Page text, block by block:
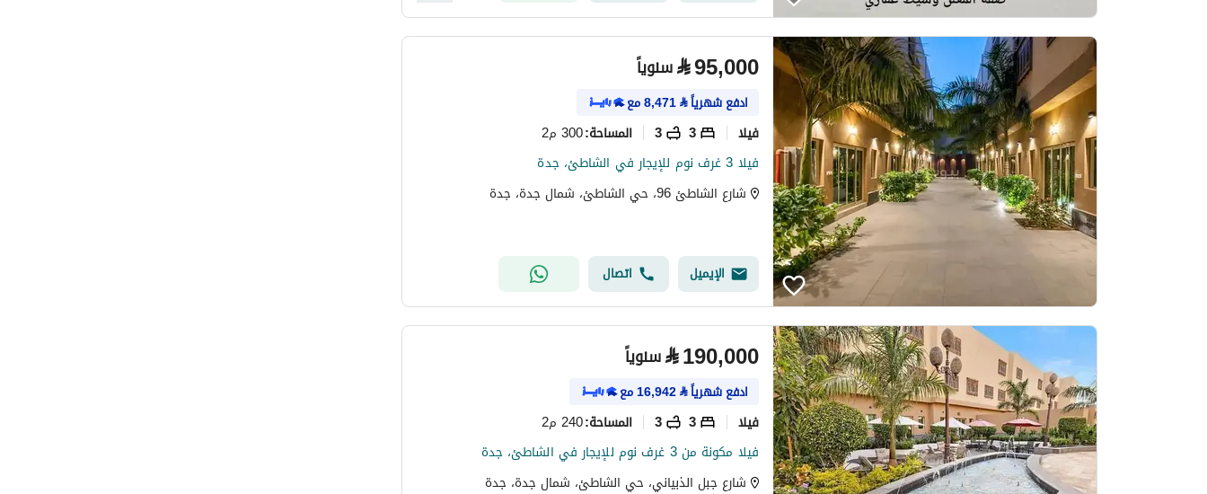
⃁95,000 سنوياً
ادفع شهرياً⃁
8,471مع
فیلا 3
3 المساحة:300 م2
فيلا 3 غرف نوم للإيجار في الشاطئ، جدة
شارع الشاطئ 96، حي الشاطئ، شمال جدة، جدة
الإيميل اتصال
⃁190,000 سنوياً
ادفع شهرياً⃁
16,942مع
فیلا 3
3 المساحة:240 م2
فيلا مكونة من 3 غرف نوم للإيجار في الشاطئ، جدة
شارع جبل الذبياني، حي الشاطئ، شمال جدة، جدة